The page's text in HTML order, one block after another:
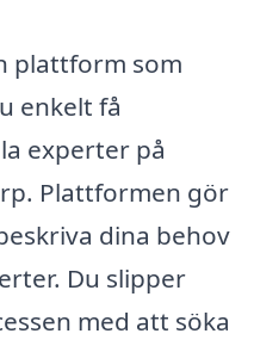
plattform som
enkelt få
experter på
Plattformen gör
dina behov
Du slipper
med att söka